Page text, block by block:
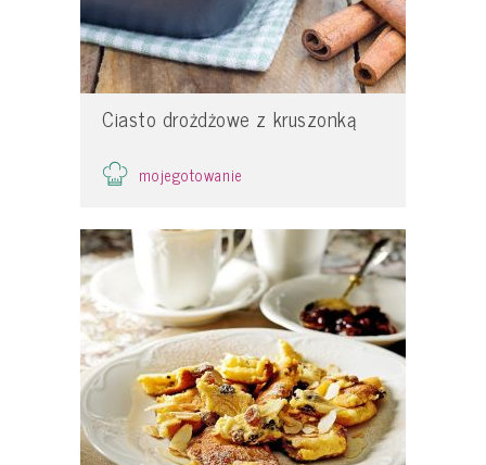
Ciasto drożdżowe z kruszonką
mojegotowanie